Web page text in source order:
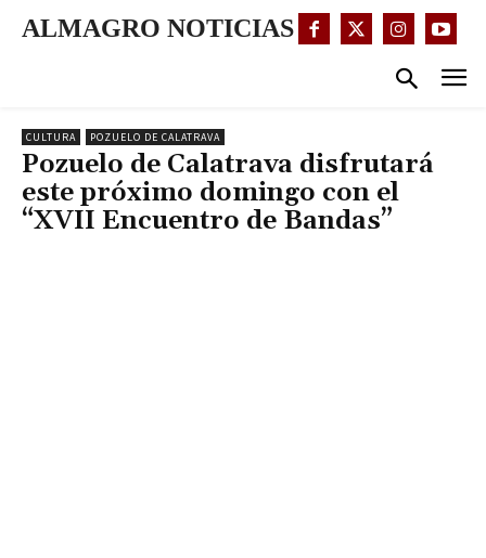
ALMAGRO NOTICIAS
CULTURA POZUELO DE CALATRAVA
Pozuelo de Calatrava disfrutará
este próximo domingo con el
“XVII Encuentro de Bandas”